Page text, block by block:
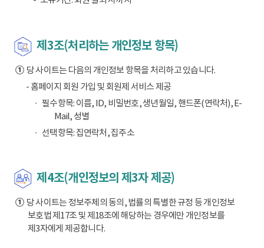
제3조(처리하는 개인정보 항목)
①당 사이트는 다음의 개인정보 항목을 처리하고 있습니다.
- 홈페이지 회원 가입 및 회원제 서비스 제공
필수항목: 이름, ID, 비밀번호, 생년월일, 핸드폰(연락처), E-
Mail, 성별
선택항목: 집연락처, 집주소
제4조(개인정보의 제3자 제공)
①당 사이트는 정보주체의 동의, 법률의 특별한 규정 등 개인정보
보호법 제17조 및 제18조에 해당하는 경우에만 개인정보를
제3자에게 제공합니다.